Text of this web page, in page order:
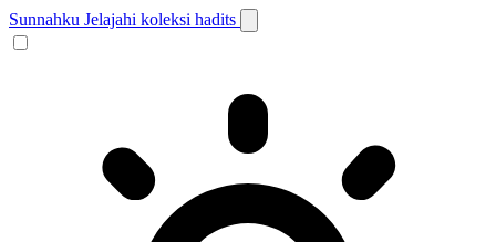
Sunnahku Jelajahi koleksi hadits